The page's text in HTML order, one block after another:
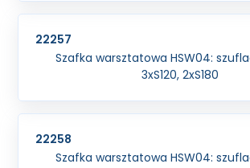
22257
Szafka warsztatowa HSW04:
3xS120, 2xS180
22258
Szafka warsztatowa HSW04: